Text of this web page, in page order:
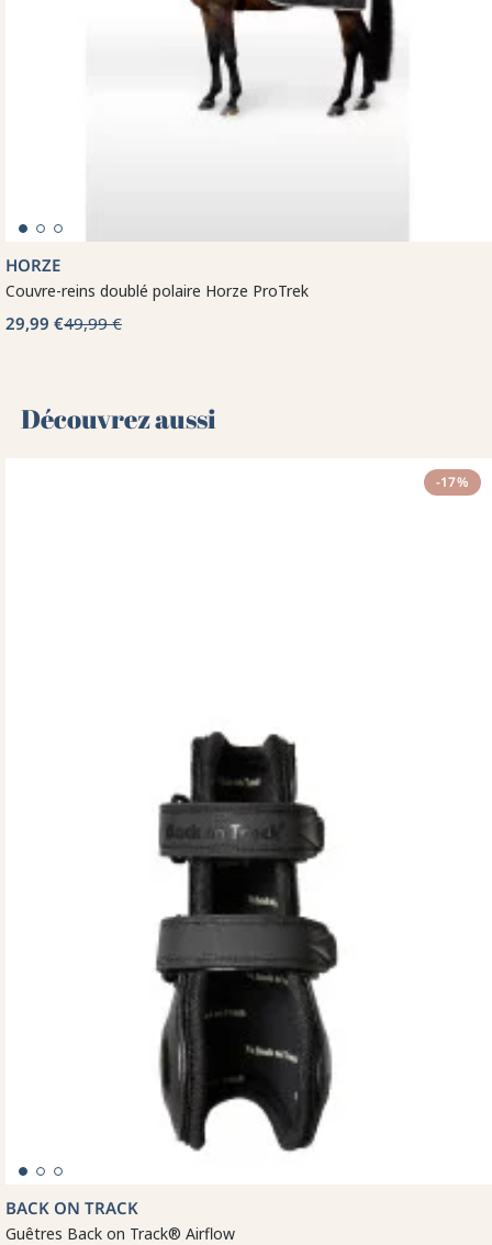
HORZE
Couvre-reins doublé polaire Horze ProTrek
29,99 €49,99 €
Découvrez aussi 🌻
-17%
BACK ON TRACK
Guêtres Back on Track® Airflow